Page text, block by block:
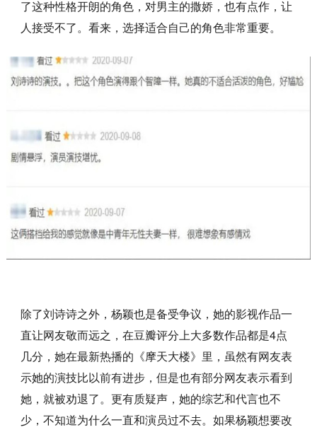
了这种性格开朗的角色，对男主的撒娇，也有点作，让
人接受不了。看来，选择适合自己的角色非常重要。
除了刘诗诗之外，杨颖也是备受争议，她的影视作品一
直让网友敬而远之，在豆瓣评分上大多数作品都是4点
几分，她在最新热播的《摩天大楼》里，虽然有网友表
示她的演技比以前有进步，但是也有部分网友表示看到
她，就被劝退了。更有质疑声，她的综艺和代言也不
少，不知道为什么一直和演员过不去。如果杨颖想要改